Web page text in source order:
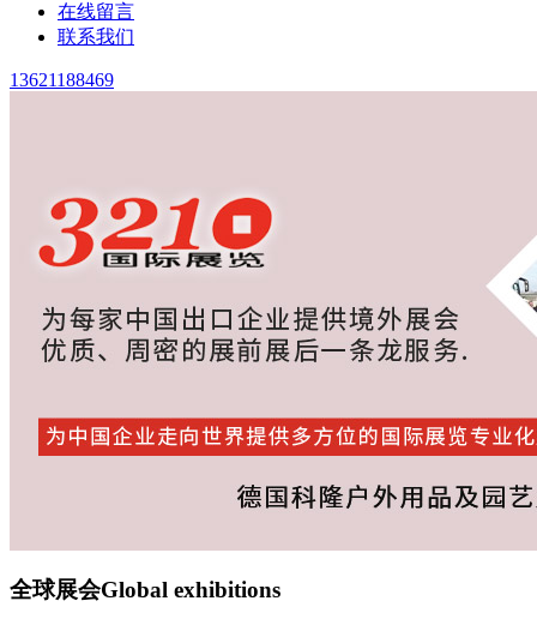
在线留言
联系我们
13621188469
全球展会Global exhibitions